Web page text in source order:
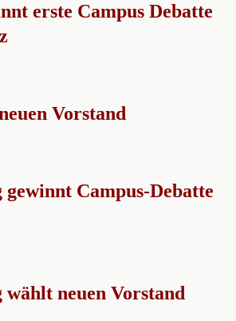
erste Campus Debatte
Vorstand
Campus-Debatte
neuen Vorstand